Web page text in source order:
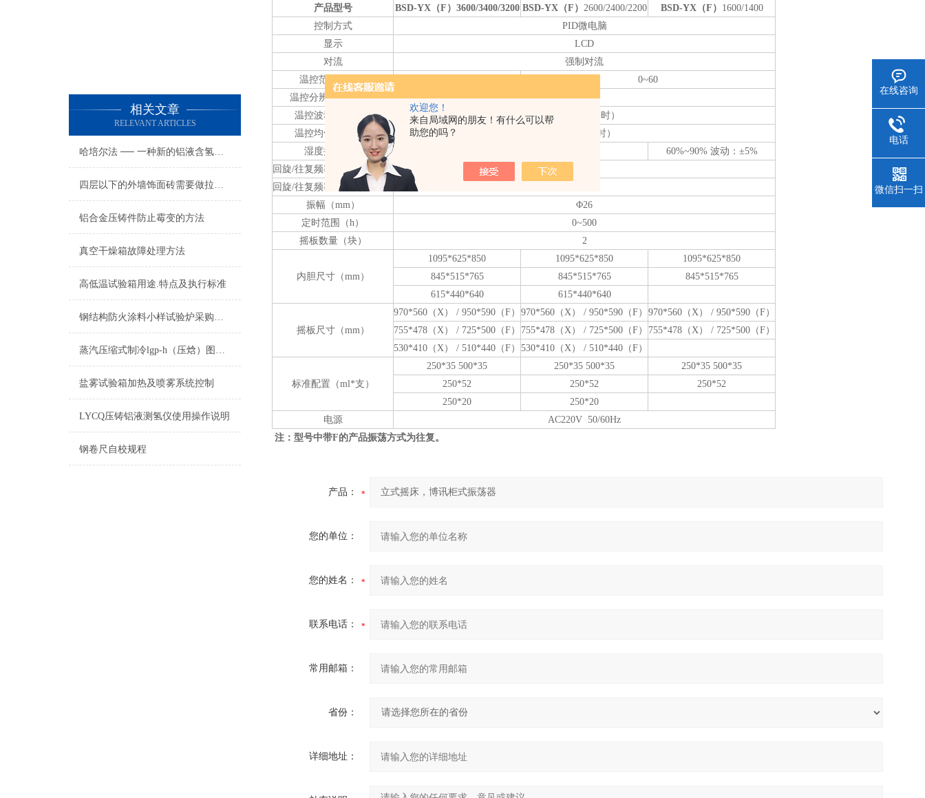
欢迎您！
来自局域网的朋友！有什么可以帮
助您的吗？
相关文章
RELEVANT ARTICLES
哈培尔法 ── 一种新的铝液含氢量的检测方法
四层以下的外墙饰面砖需要做拉拔试验吗？
铝合金压铸件防止霉变的方法
真空干燥箱故障处理方法
高低温试验箱用途.特点及执行标准
钢结构防火涂料小样试验炉采购应注意的问题
蒸汽压缩式制冷lgp-h（压焓）图应用组成
盐雾试验箱加热及喷雾系统控制
LYCQ压铸铝液测氢仪使用操作说明
钢卷尺自校规程
产品型号
BSD-YX（F）3600/3400/3200 BSD-YX（F） 2600/2400/2200 BSD-YX（F） 1600/1400
控制方式
PID微电脑
显示
LCD
对流
强制对流
温控范围（℃）
0~60
温控分辨精度（℃）
±0.1
温控波动度（℃）
≤±0.5（37℃时）
温控均匀度（℃）
≤±1（25℃时）
湿度控制范围
60%~90% 波动：±5%
回旋/往复频率范围（r/min）
回旋/往复频率精度（r/min）
振幅（mm）
Φ26
定时范围（h）
0~500
摇板数量（块）
2
内胆尺寸（mm）
1095*625*850 1095*625*850
1095*625*850
845*515*765
845*515*765
845*515*765
615*440*640
615*440*640
摇板尺寸（mm）
970*560（X） / 950*590（F） 970*560（X） / 950*590（F） 970*560（X） / 950*590（F）
755*478（X） / 725*500（F）
755*478（X） / 725*500（F）
755*478（X） / 725*500（F）
530*410（X） / 510*440（F） 530*410（X） / 510*440（F）
标准配置（ml*支）
250*35 500*35 250*35 500*35
250*35 500*35
250*52
250*52
250*52
250*20
250*20
电源
AC220V 50/60Hz
注：型号中带F的产品振荡方式为往复。
产品：
您的单位：
您的姓名：
联系电话：
常用邮箱：
省份：
详细地址：
在线咨询
电话
微信扫一扫